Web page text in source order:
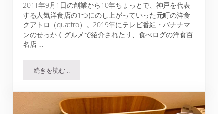
2011年9月1日の創業から10年ちょっとで、神戸を代表
する人気洋食店の1つにのし上がっていった元町の洋食
クアトロ（quattro）。2019年にテレビ番組・バナナマ
ンのせっかくグルメで紹介されたり、食べログの洋食百
名店 …
続きを読む…洋食クアトロ｜神戸を代表する洋食店で名物ビフカツ、ど